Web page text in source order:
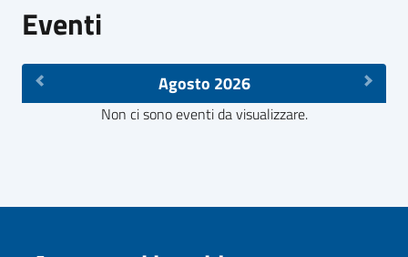
Eventi
Agosto 2026
Non ci sono eventi da visualizzare.